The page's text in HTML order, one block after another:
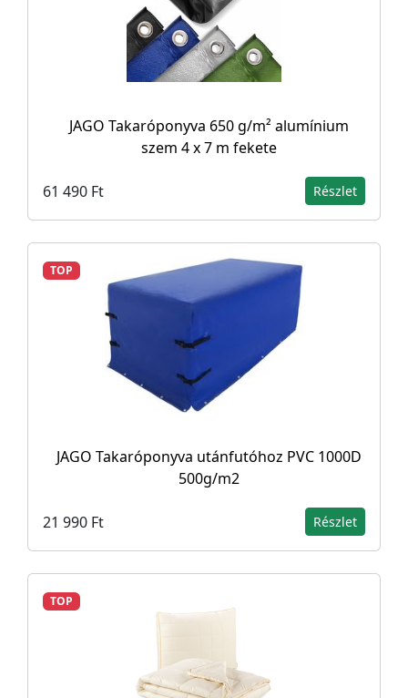
JAGO Takaróponyva 650 g/m² alumínium
szem 4 x 7 m fekete
61 490 Ft Részlet
TOP
JAGO Takaróponyva utánfutóhoz PVC 1000D
500g/m2
21 990 Ft Részlet
TOP